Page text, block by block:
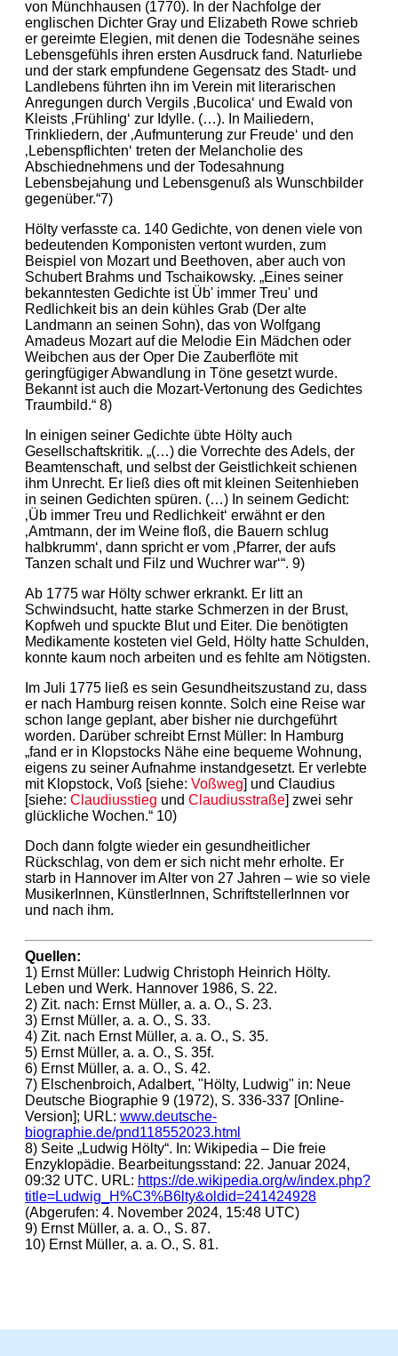
von Münchhausen (1770). In der Nachfolge der
englischen Dichter Gray und Elizabeth Rowe schrieb
er gereimte Elegien, mit denen die Todesnähe seines
Lebensgefühls ihren ersten Ausdruck fand. Naturliebe
und der stark empfundene Gegensatz des Stadt- und
Landlebens führten ihn im Verein mit literarischen
Anregungen durch Vergils ‚Bucolica‘ und Ewald von
Kleists ‚Frühling‘ zur Idylle. (…). In Mailiedern,
Trinkliedern, der ‚Aufmunterung zur Freude‘ und den
‚Lebenspflichten‘ treten der Melancholie des
Abschiednehmens und der Todesahnung
Lebensbejahung und Lebensgenuß als Wunschbilder
gegenüber.“7)
Hölty verfasste ca. 140 Gedichte, von denen viele von
bedeutenden Komponisten vertont wurden, zum
Beispiel von Mozart und Beethoven, aber auch von
Schubert Brahms und Tschaikowsky. „Eines seiner
bekanntesten Gedichte ist Üb' immer Treu' und
Redlichkeit bis an dein kühles Grab (Der alte
Landmann an seinen Sohn), das von Wolfgang
Amadeus Mozart auf die Melodie Ein Mädchen oder
Weibchen aus der Oper Die Zauberflöte mit
geringfügiger Abwandlung in Töne gesetzt wurde.
Bekannt ist auch die Mozart-Vertonung des Gedichtes
Traumbild.“ 8)
In einigen seiner Gedichte übte Hölty auch
Gesellschaftskritik. „(…) die Vorrechte des Adels, der
Beamtenschaft, und selbst der Geistlichkeit schienen
ihm Unrecht. Er ließ dies oft mit kleinen Seitenhieben
in seinen Gedichten spüren. (…) In seinem Gedicht:
‚Üb immer Treu und Redlichkeit‘ erwähnt er den
‚Amtmann, der im Weine floß, die Bauern schlug
halbkrumm‘, dann spricht er vom ‚Pfarrer, der aufs
Tanzen schalt und Filz und Wuchrer war‘“. 9)
Ab 1775 war Hölty schwer erkrankt. Er litt an
Schwindsucht, hatte starke Schmerzen in der Brust,
Kopfweh und spuckte Blut und Eiter. Die benötigten
Medikamente kosteten viel Geld, Hölty hatte Schulden,
konnte kaum noch arbeiten und es fehlte am Nötigsten.
Im Juli 1775 ließ es sein Gesundheitszustand zu, dass
er nach Hamburg reisen konnte. Solch eine Reise war
schon lange geplant, aber bisher nie durchgeführt
worden. Darüber schreibt Ernst Müller: In Hamburg
„fand er in Klopstocks Nähe eine bequeme Wohnung,
eigens zu seiner Aufnahme instandgesetzt. Er verlebte
mit Klopstock, Voß [siehe: Voßweg] und Claudius
[siehe: Claudiusstieg und Claudiusstraße] zwei sehr
glückliche Wochen.“ 10)
Doch dann folgte wieder ein gesundheitlicher
Rückschlag, von dem er sich nicht mehr erholte. Er
starb in Hannover im Alter von 27 Jahren – wie so viele
MusikerInnen, KünstlerInnen, SchriftstellerInnen vor
und nach ihm.
Quellen:
1) Ernst Müller: Ludwig Christoph Heinrich Hölty.
Leben und Werk. Hannover 1986, S. 22.
2) Zit. nach: Ernst Müller, a. a. O., S. 23.
3) Ernst Müller, a. a. O., S. 33.
4) Zit. nach Ernst Müller, a. a. O., S. 35.
5) Ernst Müller, a. a. O., S. 35f.
6) Ernst Müller, a. a. O., S. 42.
7) Elschenbroich, Adalbert, "Hölty, Ludwig" in: Neue
Deutsche Biographie 9 (1972), S. 336-337 [Online-
Version]; URL: www.deutsche-
biographie.de/pnd118552023.html
8) Seite „Ludwig Hölty“. In: Wikipedia – Die freie
Enzyklopädie. Bearbeitungsstand: 22. Januar 2024,
09:32 UTC. URL: https://de.wikipedia.org/w/index.php?
title=Ludwig_H%C3%B6lty&oldid=241424928
(Abgerufen: 4. November 2024, 15:48 UTC)
9) Ernst Müller, a. a. O., S. 87.
10) Ernst Müller, a. a. O., S. 81.